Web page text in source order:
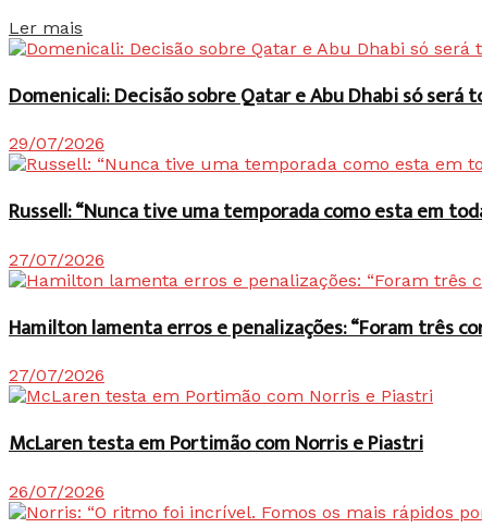
Ler mais
Domenicali: Decisão sobre Qatar e Abu Dhabi só será
29/07/2026
Russell: “Nunca tive uma temporada como esta em
27/07/2026
Hamilton lamenta erros e penalizações: “Foram três
27/07/2026
McLaren testa em Portimão com Norris e Piastri
26/07/2026